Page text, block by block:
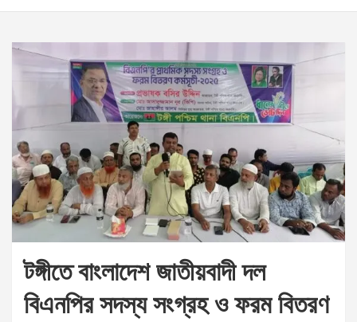
টঙ্গীতে বাংলাদেশ জাতীয়বাদী দল
বিএনপির সদস্য সংগ্রহ ও ফরম বিতরণ